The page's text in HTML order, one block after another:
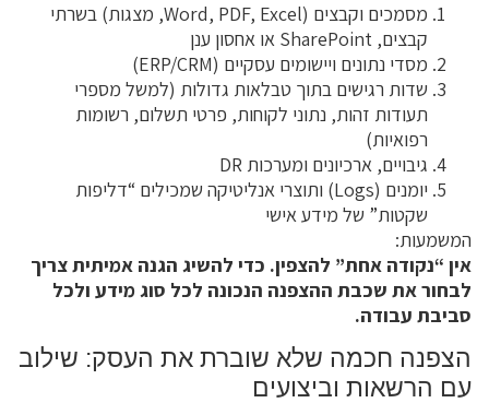
מסמכים וקבצים (Word, PDF, Excel, מצגות) בשרתי
קבצים, SharePoint או אחסון ענן
מסדי נתונים ויישומים עסקיים (ERP/CRM)
שדות רגישים בתוך טבלאות גדולות (למשל מספרי
תעודות זהות, נתוני לקוחות, פרטי תשלום, רשומות
רפואיות)
גיבויים, ארכיונים ומערכות DR
יומנים (Logs) ותוצרי אנליטיקה שמכילים “דליפות
שקטות” של מידע אישי
המשמעות:
אין “נקודה אחת” להצפין. כדי להשיג הגנה אמיתית צריך
לבחור את שכבת ההצפנה הנכונה לכל סוג מידע ולכל
סביבת עבודה.
הצפנה חכמה שלא שוברת את העסק: שילוב
עם הרשאות וביצועים